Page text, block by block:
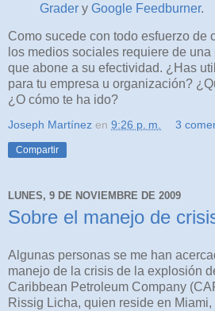
Grader y Google Feedburner.
Como sucede con todo esfuerzo de
los medios sociales requiere de
que abone a su efectividad. ¿Has
para tu empresa u organización?
¿O cómo te ha ido?
Joseph Martínez en 9:26 p. m. 3
Compartir
LUNES, 9 DE NOVIEMBRE DE 2009
Sobre el manejo de
Algunas personas se me han
manejo de la crisis de la explosión
Caribbean Petroleum Company
Rissig Licha, quien reside en